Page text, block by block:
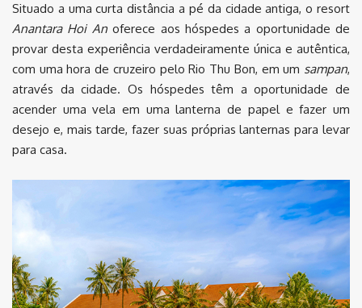
Situado a uma curta distância a pé da cidade antiga, o resort
Anantara Hoi Anoferece aos hóspedes a oportunidade de
provar desta experiência verdadeiramente única e autêntica,
com uma hora de cruzeiro pelo Rio Thu Bon, em um sampan,
através da cidade. Os hóspedes têm a oportunidade de
acender uma vela em uma lanterna de papel e fazer um
desejo e, mais tarde, fazer suas próprias lanternas para levar
para casa.